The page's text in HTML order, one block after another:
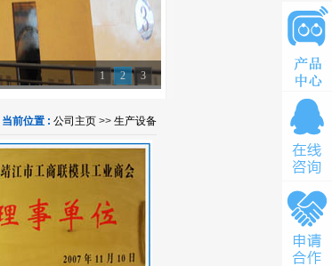
1 2 3
当前位置 : 公司主页 >> 生产设备